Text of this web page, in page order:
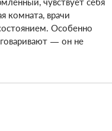
комната, врачи
Особенно
— он не